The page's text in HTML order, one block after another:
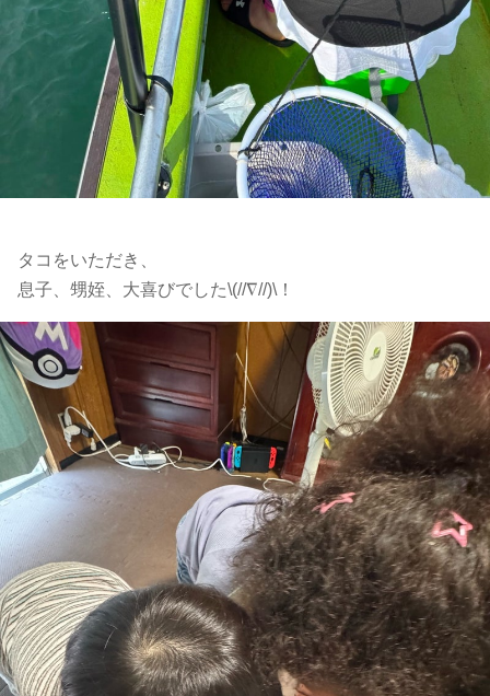
タコをいただき、
息子、甥姪、大喜びでした\(//∇//)\！